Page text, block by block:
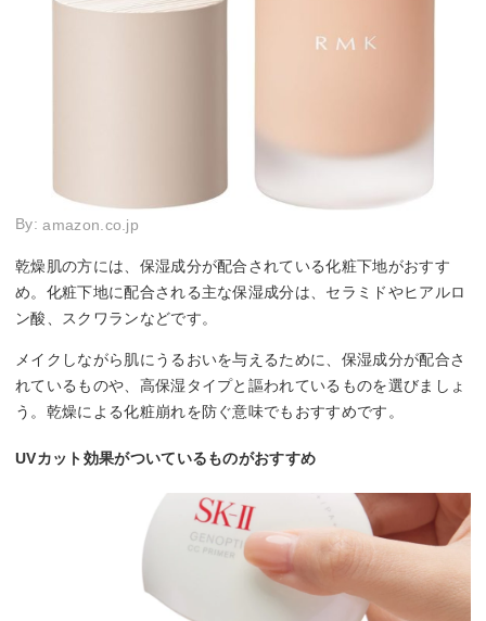
By:amazon.co.jp
乾燥肌の方には、保湿成分が配合されている化粧下地がおすす
め。化粧下地に配合される主な保湿成分は、セラミドやヒアルロ
ン酸、スクワランなどです。
メイクしながら肌にうるおいを与えるために、保湿成分が配合さ
れているものや、高保湿タイプと謳われているものを選びましょ
う。乾燥による化粧崩れを防ぐ意味でもおすすめです。
UVカット効果がついているものがおすすめ